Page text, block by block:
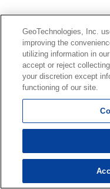
南津軽郡大鰐町のお
南津軽郡大鰐町のベ
南津軽郡大鰐町の家
南津軽郡大鰐町の携
南津軽郡大鰐町のス
GeoTechnologies, Inc.
improving the
utilizing information in
accept or reject
your discretion except
functioning of our site.